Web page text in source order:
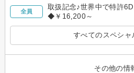
全員
取扱記念♪世界中で特許
◆￥16,200～
すべてのスペシャ
その他の情